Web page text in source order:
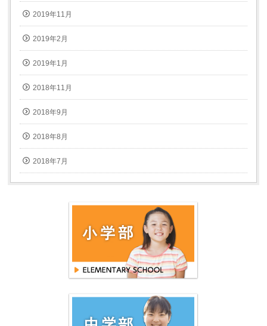
2019年11月
2019年2月
2019年1月
2018年11月
2018年9月
2018年8月
2018年7月